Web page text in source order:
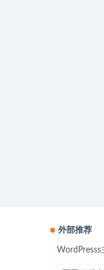
外部推荐
WordPresss